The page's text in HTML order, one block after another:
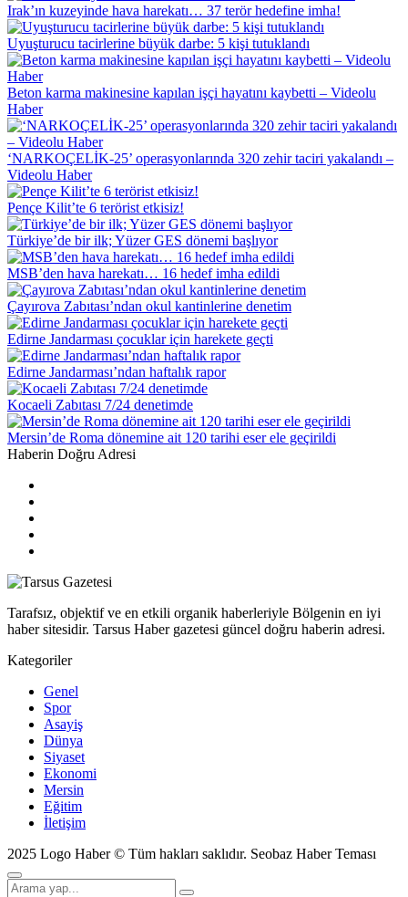
Irak’ın kuzeyinde hava harekatı… 37 terör hedefine imha!
Uyuşturucu tacirlerine büyük darbe: 5 kişi tutuklandı
Beton karma makinesine kapılan işçi hayatını kaybetti – Videolu
Haber
‘NARKOÇELİK-25’ operasyonlarında 320 zehir taciri yakalandı –
Videolu Haber
Pençe Kilit’te 6 terörist etkisiz!
Türkiye’de bir ilk; Yüzer GES dönemi başlıyor
MSB’den hava harekatı… 16 hedef imha edildi
Çayırova Zabıtası’ndan okul kantinlerine denetim
Edirne Jandarması çocuklar için harekete geçti
Edirne Jandarması’ndan haftalık rapor
Kocaeli Zabıtası 7/24 denetimde
Mersin’de Roma dönemine ait 120 tarihi eser ele geçirildi
Haberin Doğru Adresi
Tarafsız, objektif ve en etkili organik haberleriyle Bölgenin en iyi
haber sitesidir. Tarsus Haber gazetesi güncel doğru haberin adresi.
Kategoriler
Genel
Spor
Asayiş
Dünya
Siyaset
Ekonomi
Mersin
Eğitim
İletişim
2025 Logo Haber © Tüm hakları saklıdır. Seobaz Haber Teması